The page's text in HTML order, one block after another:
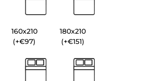
160x210
(+€97)
180x210
(+€151)